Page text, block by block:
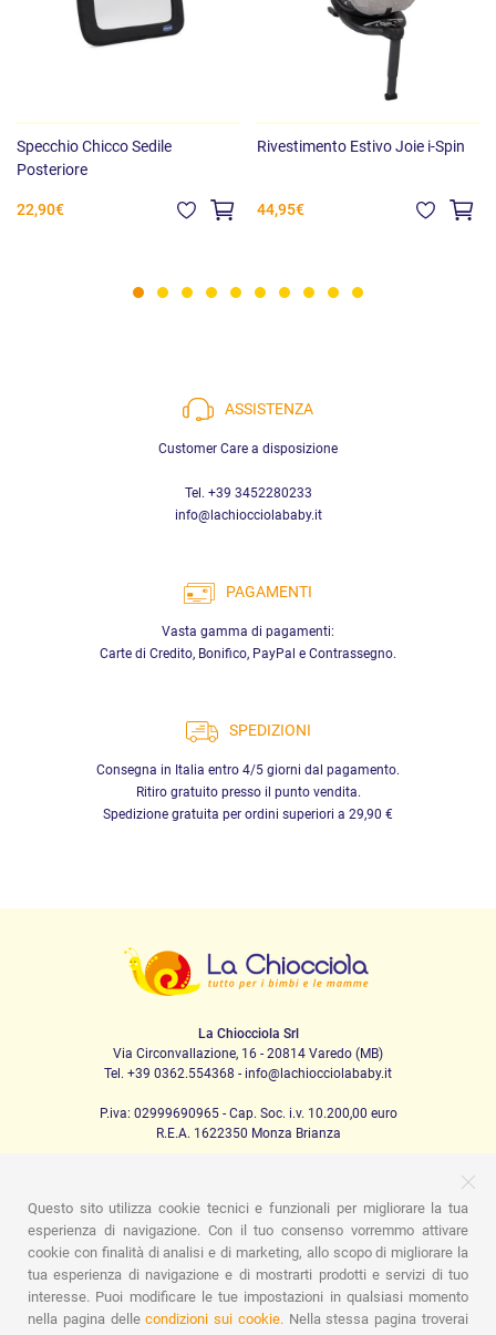
Specchio Chicco Sedile
Posteriore
22,90€
Rivestimento Estivo Joie i-Spin
44,95€
ASSISTENZA
Customer Care a disposizione
Tel. +39 3452280233
info@lachiocciolababy.it
PAGAMENTI
Vasta gamma di pagamenti:
Carte di Credito, Bonifico, PayPal e Contrassegno.
SPEDIZIONI
Consegna in Italia entro 4/5 giorni dal pagamento.
Ritiro gratuito presso il punto vendita.
Spedizione gratuita per ordini superiori a 29,90 €
La Chiocciola Srl
Via Circonvallazione, 16 - 20814 Varedo (MB)
Tel. +39 0362.554368 - info@lachiocciolababy.it
P.iva: 02999690965 - Cap. Soc. i.v. 10.200,00 euro
R.E.A. 1622350 Monza Brianza
PRODOTTI
Passeggio
Seggiolini Auto A casa Pappa
Nanna
Igiene
Mamma e bebè Abbigliamento Gioco
Gift card
Kit baby set
Idee regalo Camerette
Promozioni
Promozioni
Marchi
Questo sito utilizza cookie tecnici e funzionali per migliorare la tua
esperienza di navigazione. Con il tuo consenso vorremmo attivare
cookie con finalità di analisi e di marketing, allo scopo di migliorare la
tua esperienza di navigazione e di mostrarti prodotti e servizi di tuo
interesse. Puoi modificare le tue impostazioni in qualsiasi momento
nella pagina dellecondizioni sui cookie.Nella stessa pagina troverai